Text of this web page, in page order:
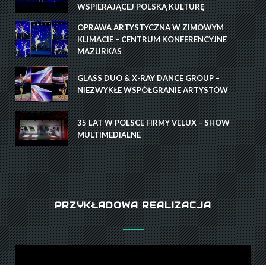
WSPIERAJĄCEJ POLSKĄ KULTURĘ
OPRAWA ARTYSTYCZNA W ZIMOWYM
KLIMACIE – CENTRUM KONFERENCYJNE
MAZURKAS
GLASS DUO & X-RAY DANCE GROUP –
NIEZWYKŁE WSPÓŁGRANIE ARTYSTÓW
35 LAT W POLSCE FIRMY VELUX – SHOW
MULTIMEDIALNE
PRZYKŁADOWA REALIZACJA